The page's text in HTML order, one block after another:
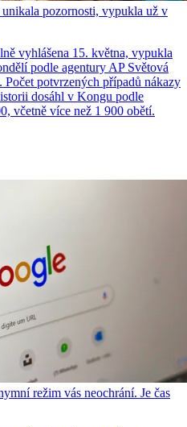
pozornosti, vypukla už v
vyhlášena 15. května, vypukla
podle agentury AP Světová
potvrzených případů nákazy
dosáhl v Kongu podle
včetně více než 1 900 obětí.
režim vás neochrání. Je čas